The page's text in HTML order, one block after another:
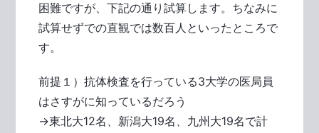
困難ですが、下記の通り試算します。ちなみに
試算せずでの直観では数百人といったところで
す。
前提１）抗体検査を行っている3大学の医局員
はさすがに知っているだろう
→東北大12名、新潟大19名、九州大19名で計